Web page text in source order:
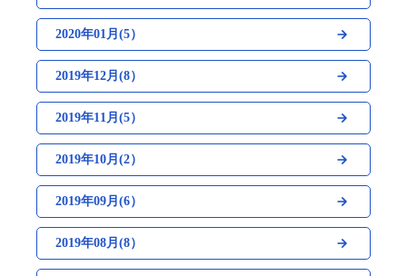
2020年01月(5）
2019年12月(8）
2019年11月(5）
2019年10月(2）
2019年09月(6）
2019年08月(8）